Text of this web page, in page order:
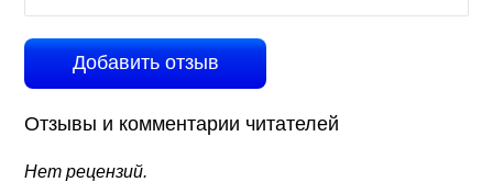
Добавить отзыв
Отзывы и комментарии читателей
Нет рецензий.